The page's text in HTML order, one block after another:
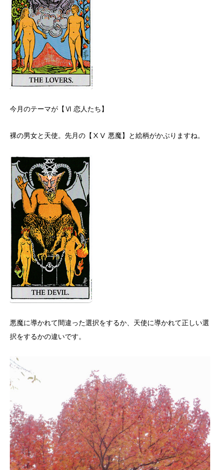
今月のテーマが【Ⅵ 恋人たち】
裸の男女と天使。先月の【ⅩⅤ 悪魔】と絵柄がかぶりますね。
悪魔に導かれて間違った選択をするか、天使に導かれて正しい選
択をするかの違いです。